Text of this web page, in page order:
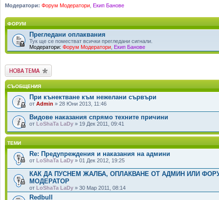
Модератори: Форум Модератори Екип Банове
ФОРУМ
Прегледани оплаквания
Тук ще се поместват всички прегледани сигнали.
Модератори: Форум Модератори Екип Банове
Публикувай нова
тема
СЪОБЩЕНИЯ
При кънектване към нежелани сървъри
от Admin » 28 Юни 2013, 11:46
Видове наказания спрямо техните причини
от LoShaTa LaDy » 19 Дек 2011, 09:41
ТЕМИ
Re: Предупреждения и наказания на админи
от LoShaTa LaDy » 01 Дек 2012, 19:25
КАК ДА ПУСНЕМ ЖАЛБА, ОПЛАКВАНЕ ОТ АДМИН ИЛИ
МОДЕРАТОР
от LoShaTa LaDy » 30 Мар 2011, 08:14
Redbull